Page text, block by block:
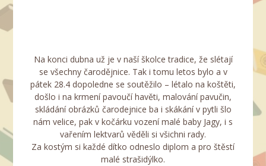
Na konci dubna už je v naší školce tradice, že slétají
se všechny čarodějnice. Tak i tomu letos bylo a v
pátek 28.4 dopoledne se soutěžilo – létalo na koštěti,
došlo i na krmení pavoučí havěti, malování pavučin,
skládání obrázků čarodejnice ba i skákání v pytli šlo
nám velice, pak v kočárku vození malé baby Jagy, i s
vařením lektvarů věděli si všichni rady.
Za kostým si každé dítko odneslo diplom a pro štěstí
malé strašidýlko.